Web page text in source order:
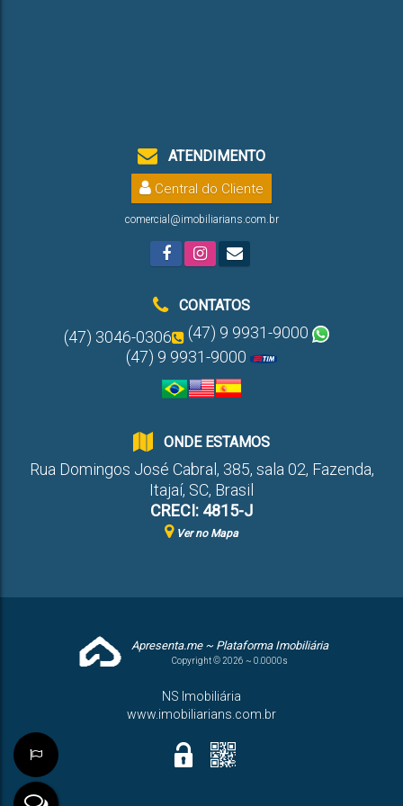
ATENDIMENTO
Central do Cliente
comercial@imobiliarians.com.br
CONTATOS
(47) 3046-0306
(47) 9 9931-9000
(47) 9 9931-9000
ONDE ESTAMOS
Rua Domingos José Cabral , 385, sala 02, Fazenda,
Itajaí, SC, Brasil
CRECI: 4815-J
Ver no Mapa
Apresenta.me ~ Plataforma Imobiliária
Copyright © 2026 ~ 0.0000s
NS Imobiliária
www.imobiliarians.com.br